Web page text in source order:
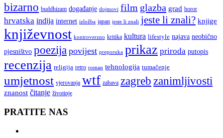
bizarno buddhizam događanje dojmovi film glazba grad horor
hrvatska indija internet izložba japan jeste li znali jeste li znali? knjige
književnost kontroverzno kritika kultura lifestyle najava neobično
pjesništvo poezija povijest preporuka prikaz priroda putopis
recenzija religija retro roman tehnologija tumačenje
umjetnost vjerovanja wtf zabava zagreb zanimljivosti
znanost čitanje životinje
PRATITE NAS